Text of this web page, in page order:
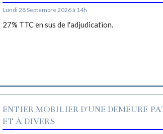
Lundi 28 Septembre 2026 à 14h
27% TTC en sus de l'adjudication.
ENTIER MOBILIER D'UNE DEMEURE
ET À DIVERS